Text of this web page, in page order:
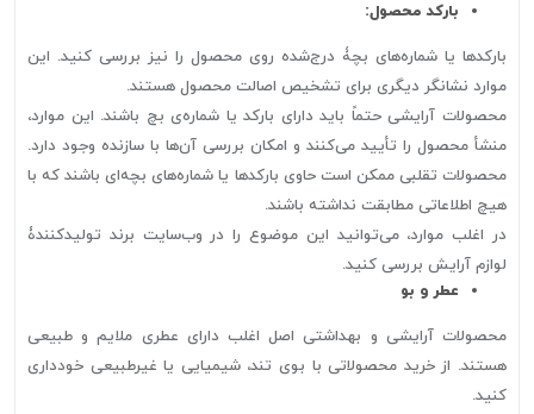
بارکد محصول:
بارکدها یا شماره‌های بچۀ درج‌شده روی محصول را نیز بررسی کنید. این
موارد نشانگر دیگری برای تشخیص اصالت محصول هستند.
محصولات آرایشی حتماً باید دارای بارکد یا شماره‌ی بچ باشند. این موارد،
منشأ محصول را تأیید می‌کنند و امکان بررسی آن‌ها با سازنده وجود دارد.
محصولات تقلبی ممکن است حاوی بارکدها یا شماره‌های بچه‌ای باشند که با
هیچ اطلاعاتی مطابقت نداشته باشند.
در اغلب موارد، می‌توانید این موضوع را در وب‌سایت برند تولیدکنندۀ
لوازم آرایش بررسی کنید.
عطر و بو
محصولات آرایشی و بهداشتی اصل اغلب دارای عطری ملایم و طبیعی
هستند. از خرید محصولاتی با بوی تند، شیمیایی یا غیرطبیعی خودداری
کنید.